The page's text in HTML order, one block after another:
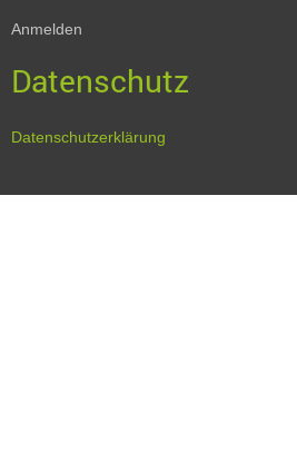
Anmelden
Datenschutz
Datenschutzerklärung